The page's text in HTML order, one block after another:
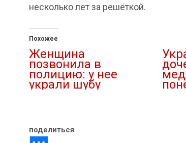
несколько лет за решёткой.
Похожее
Женщина
позвонила в
полицию: у нее
украли шубу
поделиться